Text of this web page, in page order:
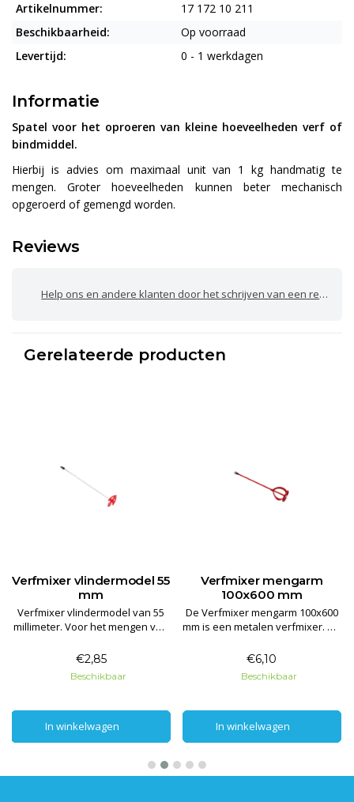
Artikelnummer:
17 172 10 211
Beschikbaarheid:
Op voorraad
Levertijd:
0 - 1 werkdagen
Informatie
Spatel voor het oproeren van kleine hoeveelheden verf of
bindmiddel.
Hierbij is advies om maximaal unit van 1 kg handmatig te
mengen. Groter hoeveelheden kunnen beter mechanisch
opgeroerd of gemengd worden.
Reviews
Help ons en andere klanten door het schrijven van een review
Gerelateerde producten
Verfmixer vlindermodel 55
mm
Verfmixer vlindermodel van 55
millimeter. Voor het mengen van
Te gebruiken op
(accu)boormachine.
€2,85
Beschikbaar
In winkelwagen
In winkelwagen
Verfmixer mengarm
100x600 mm
De Verfmixer mengarm 100x600
mm is een metalen verfmixer. De
mengen/mixen van dikke
vloeibare producten en
poedervormige producten.
€6,10
Beschikbaar
In winkelwagen
In winkelwagen